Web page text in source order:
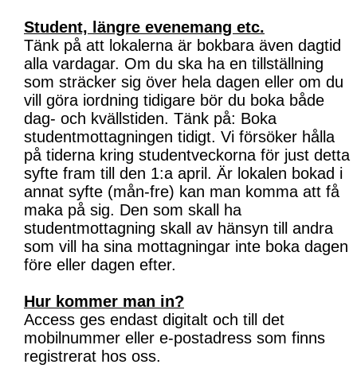
Student, längre evenemang etc.
Tänk på att lokalerna är bokbara även dagtid
alla vardagar. Om du ska ha en tillställning
som sträcker sig över hela dagen eller om du
vill göra iordning tidigare bör du boka både
dag- och kvällstiden. Tänk på: Boka
studentmottagningen tidigt. Vi försöker hålla
på tiderna kring studentveckorna för just detta
syfte fram till den 1:a april. Är lokalen bokad i
annat syfte (mån-fre) kan man komma att få
maka på sig. Den som skall ha
studentmottagning skall av hänsyn till andra
som vill ha sina mottagningar inte boka dagen
före eller dagen efter.
Hur kommer man in?
Access ges endast digitalt och till det
mobilnummer eller e-postadress som finns
registrerat hos oss.